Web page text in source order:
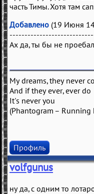
часть Тимы. Хотя там
Добавлено (19 Июня
Ах да, ты бы не
My dreams, they never
And if they ever, ever do
It's never you
(Phantogram – Running
Профиль
volfgunus
ну да, с одним то